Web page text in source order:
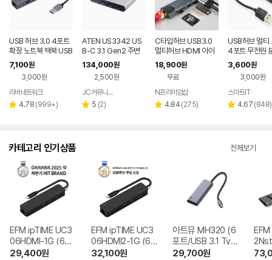
USB 허브 3.0 4포트
확장 노트북 맥북 USB
C타입 멀티허브
7,100원
3,000원
페이
리버네트워크
별 4.78 리
(999+)
ATEN US3342 US
B-C 3.1 Gen2 주변
기기 공유 스위치
134,000원
2,500원
JC커뮤니케이션
별 5 리
(2)
C타입허브 USB3.0
멀티허브 HDMI 아이
패드 노트북 DEX 썬더
볼트
18,900원
무료
페이
N프리미엄샵
별 4.84 리
(275)
USB허브 멀티
4포트 무전원
PC USB 확장
3,600원
3,000원
스마트IT
별 4.67 리
(848)
카테고리 인기상품 전체보기
EFM ipTIME UC3
06HDMI-1G (6포
트/USB 3.0 Type
29,400원
EFM ipTIME UC3
06HDMI2-1G (6포
트/USB 3.2 Type
32,100원
아트뮤 MH320 (6
포트/USB 3.1 Typ
e C)
29,700원
트/